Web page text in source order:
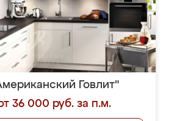
Говлит"
36 000 руб. за п.м.